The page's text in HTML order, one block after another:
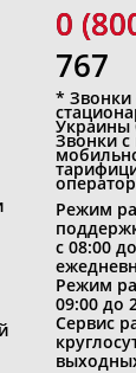
0
0
767
* Звонки
Украины
Звонки
Режим
с 08:00
Режим
09:00 до
Сервис